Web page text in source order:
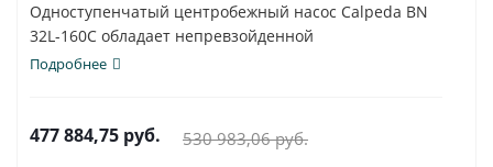
Одноступенчатый центробежный насос Calpeda BN
32L-160C обладает непревзойденной
универсальностью и...
Подробнее
477 884,75 руб. 530 983,06руб.